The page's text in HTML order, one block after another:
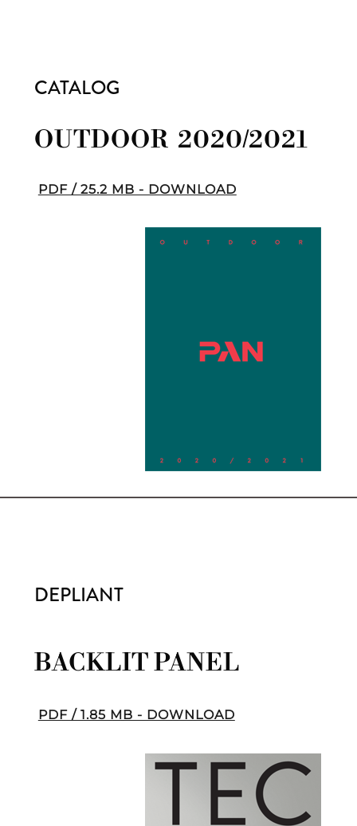
CATALOG
OUTDOOR 2020/2021
PDF / 25.2 MB - DOWNLOAD
DEPLIANT
BACKLIT PANEL
PDF / 1.85 MB - DOWNLOAD